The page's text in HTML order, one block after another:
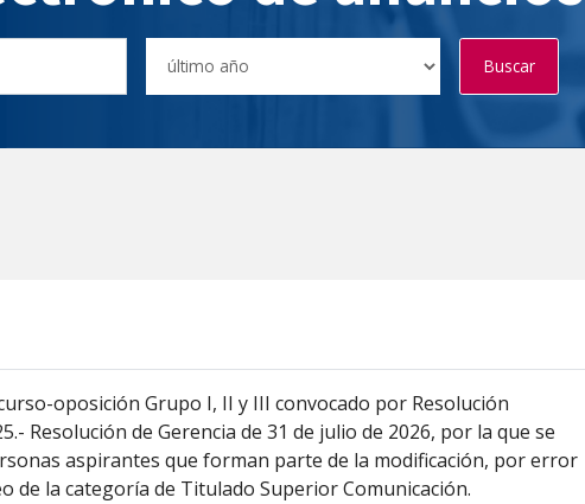
Buscar
oposición Grupo I, II y III convocado por Resolución
Resolución de Gerencia de 31 de julio de 2026, por la que se
aspirantes que forman parte de la modificación, por error
de la categoría de Titulado Superior Comunicación.